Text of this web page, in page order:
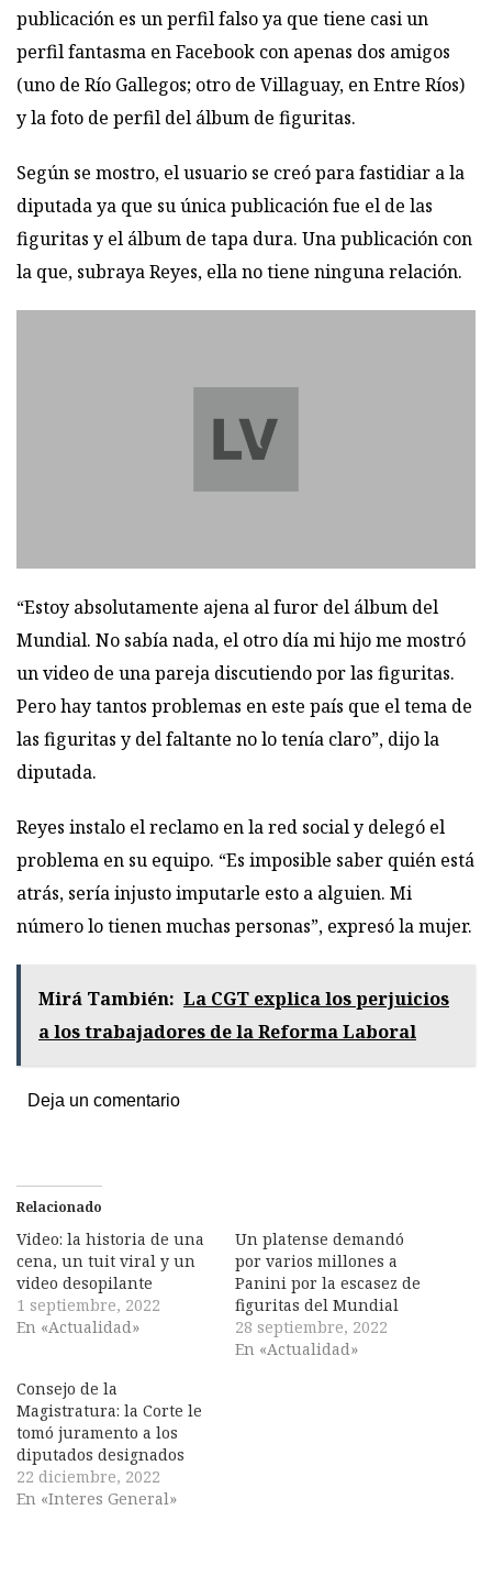
publicación es un perfil falso ya que tiene casi un
perfil fantasma en Facebook con apenas dos amigos
(uno de Río Gallegos; otro de Villaguay, en Entre Ríos)
y la foto de perfil del álbum de figuritas.
Según se mostro, el usuario se creó para fastidiar a la
diputada ya que su única publicación fue el de las
figuritas y el álbum de tapa dura. Una publicación con
la que, subraya Reyes, ella no tiene ninguna relación.
“Estoy absolutamente ajena al furor del álbum del
Mundial. No sabía nada, el otro día mi hijo me mostró
un video de una pareja discutiendo por las figuritas.
Pero hay tantos problemas en este país que el tema de
las figuritas y del faltante no lo tenía claro”, dijo la
diputada.
Reyes instalo el reclamo en la red social y delegó el
problema en su equipo. “Es imposible saber quién está
atrás, sería injusto imputarle esto a alguien. Mi
número lo tienen muchas personas”, expresó la mujer.
Mirá También: La CGT explica los perjuicios
a los trabajadores de la Reforma Laboral
Deja un comentario
Relacionado
Video: la historia de una
cena, un tuit viral y un
video desopilante
1 septiembre, 2022
En «Actualidad»
Un platense demandó
por varios millones a
Panini por la escasez de
figuritas del Mundial
28 septiembre, 2022
En «Actualidad»
Consejo de la
Magistratura: la Corte le
tomó juramento a los
diputados designados
22 diciembre, 2022
En «Interes General»